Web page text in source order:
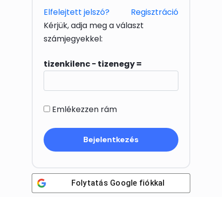
Elfelejtett jelszó?
Regisztráció
Kérjük, adja meg a választ
számjegyekkel:
tizenkilenc − tizenegy =
Emlékezzen rám
Folytatás Google fiókkal